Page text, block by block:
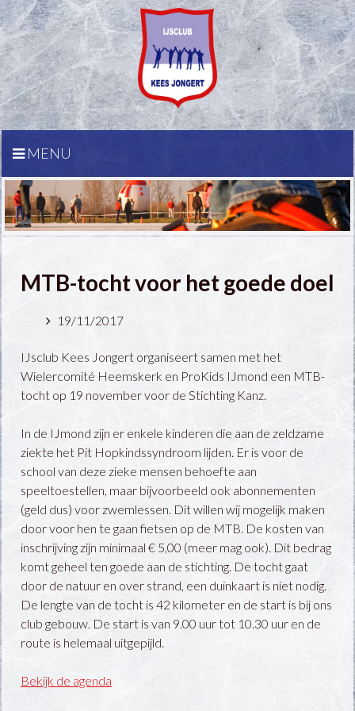
MENU
MTB-tocht voor het goede doel
19/11/2017
IJsclub Kees Jongert organiseert samen met het
Wielercomité Heemskerk en ProKids IJmond een MTB-
tocht op 19 november voor de Stichting Kanz.
In de IJmond zijn er enkele kinderen die aan de zeldzame
ziekte het Pit Hopkindssyndroom lijden. Er is voor de
school van deze zieke mensen behoefte aan
speeltoestellen, maar bijvoorbeeld ook abonnementen
(geld dus) voor zwemlessen. Dit willen wij mogelijk maken
door voor hen te gaan fietsen op de MTB. De kosten van
inschrijving zijn minimaal € 5,00 (meer mag ook). Dit bedrag
komt geheel ten goede aan de stichting. De tocht gaat
door de natuur en over strand, een duinkaart is niet nodig.
De lengte van de tocht is 42 kilometer en de start is bij ons
club gebouw. De start is van 9.00 uur tot 10.30 uur en de
route is helemaal uitgepijld.
Bekijk de agenda